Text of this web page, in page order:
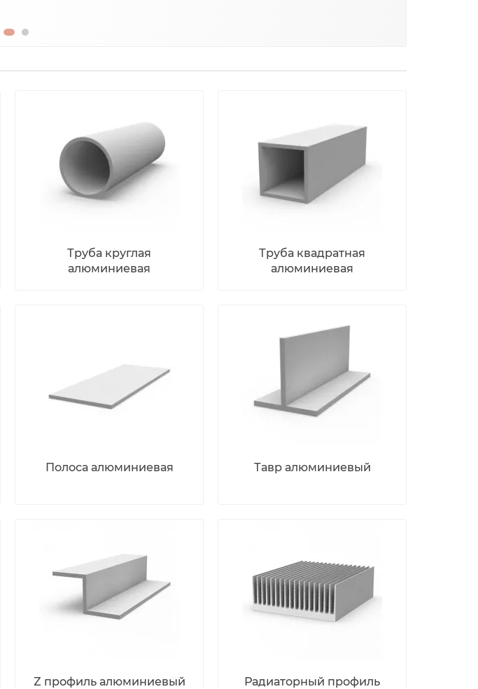
Труба круглая
алюминиевая
Труба квадратная
алюминиевая
Полоса алюминиевая Тавр алюминиевый
Z профиль алюминиевый
Радиаторный профиль